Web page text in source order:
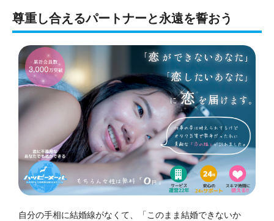
尊重し合えるパートナーと永遠を誓おう
自分の手相に結婚線がなくて、「このまま結婚できないか